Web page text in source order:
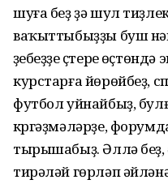
шуға беҙ ҙә шул
ваҡыттыбыҙҙы буш
үҙебеҙҙе үҫтереү
курстарға йөрөйбеҙ,
футбол уйнайбыҙ,
күргәҙмәләрҙе,
тырышабыҙ. Әллә беҙ,
тирәләй гөрләп